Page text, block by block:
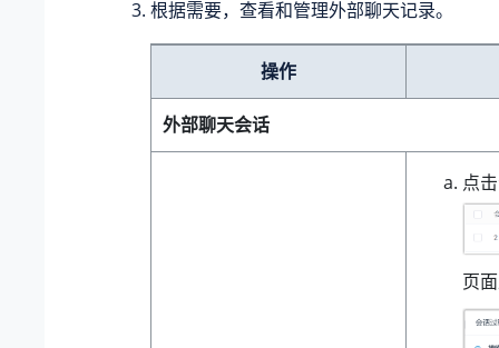
根据需要，查看和管理外部聊天记录。
操作
外部聊天会话
点
页